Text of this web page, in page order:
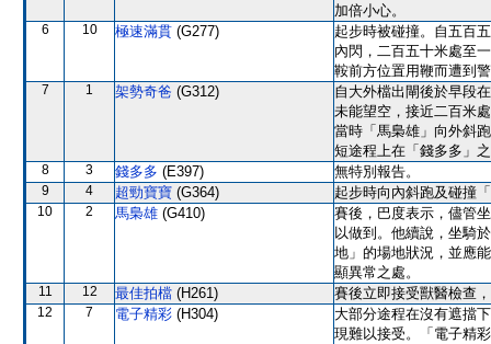
加倍小心。
6 10 極速滿貫 (G277)
起步時被碰撞。自五百
內閃，二百五十米處至
鞍前方位置用鞭而遭到
7 1 架勢奇爸 (G312)
自大外檔出閘後於早段
未能望空，接近二百米
當時「馬梟雄」向外斜
短途程上在「錢多多」
8 3 錢多多 (E397) 無特別報告。
9 4 超勁寶寶 (G364) 起步時向內斜跑及碰撞
10 2 馬梟雄 (G410)
賽後，巴度表示，儘管
以做到。他續說，坐騎
地」的場地狀況，並應
顯異常之處。
11 12 最佳拍檔 (H261) 賽後立即接受獸醫檢查
12 7 電子精彩 (H304)
大部分途程在沒有遮擋
現難以接受。「電子精